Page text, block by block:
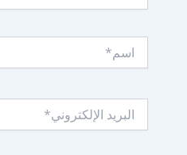
الإلكتروني*